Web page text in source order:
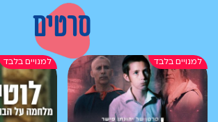
סרטים